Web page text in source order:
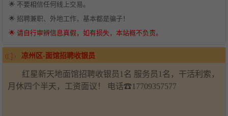
🌟 不要相信任何线上交易。
🌟 招聘兼职、外地工作，基本都是骗子！
🌟 请自行审辨信息真假，如有损失，本站概不负责。
凉州区-面馆招聘收银员
红星新天地面馆招聘收银员1名 服务员1名，干活利索，
月休四个半天，工资面议！ 电话☎17709357577